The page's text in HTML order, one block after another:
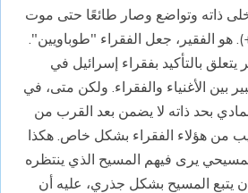
8، 9). لقد أخلى ذاته وتواضع وصار طائعًا حتى موت
(راجع فيل 2، 6+). هو الفقير، جعل الفقراء "طوباويين".
يتعلق بالتأكيد بفقراء إسرائيل في
بين الأغنياء والفقراء. ولكن متى، في
بحد ذاته لا يضمن بعد القرب من
من هؤلاء الفقراء بشكل خاص. هكذا
يرى فيهم المسيح الذي ينتظره
يتبع المسيح بشكل جذري، عليه أن